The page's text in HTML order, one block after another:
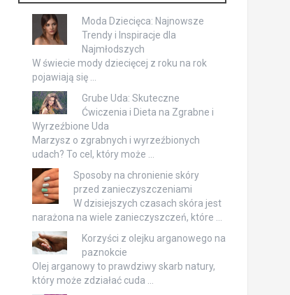
Moda Dziecięca: Najnowsze
Trendy i Inspiracje dla
Najmłodszych
W świecie mody dziecięcej z roku na rok
pojawiają się …
Grube Uda: Skuteczne
Ćwiczenia i Dieta na Zgrabne i
Wyrzeźbione Uda
Marzysz o zgrabnych i wyrzeźbionych
udach? To cel, który może …
Sposoby na chronienie skóry
przed zanieczyszczeniami
W dzisiejszych czasach skóra jest
narażona na wiele zanieczyszczeń, które …
Korzyści z olejku arganowego na
paznokcie
Olej arganowy to prawdziwy skarb natury,
który może zdziałać cuda …